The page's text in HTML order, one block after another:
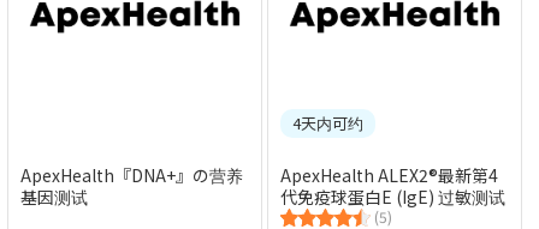
ApexHealth『DNA+』の营养
基因测试
4天内可约
ApexHealth ALEX2®最新第4
代免疫球蛋白E (IgE) 过敏测试
(5)